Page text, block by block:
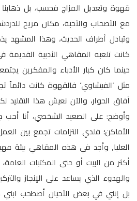
قهوة وتعديل المزاج فحسب، بل
مع الأصحاب والأحبة، مكان مريح
وتبادل أطراف الحديث، وهذا المشهد
كانت تلعبه المقاهي الأدبية القديمة
حينما كان كبار الأدباء والمفكرين
مثل ‘الفيشاوي’ فالقهوة كانت دائماً
آفاق الحوار، والآن نعيش هذا التقليد
وأوضح: على الصعيد الشخصي، أنا
الأماكن؛ فلدي التزامات تجمع بين
العليا, وأجد في هذه المقاهي بيئة
أكثر من البيت أو حتى المكتبات
والهدوء الذي يساعد على الإنجاز
بل إنني في بعض الأحيان أصطحب